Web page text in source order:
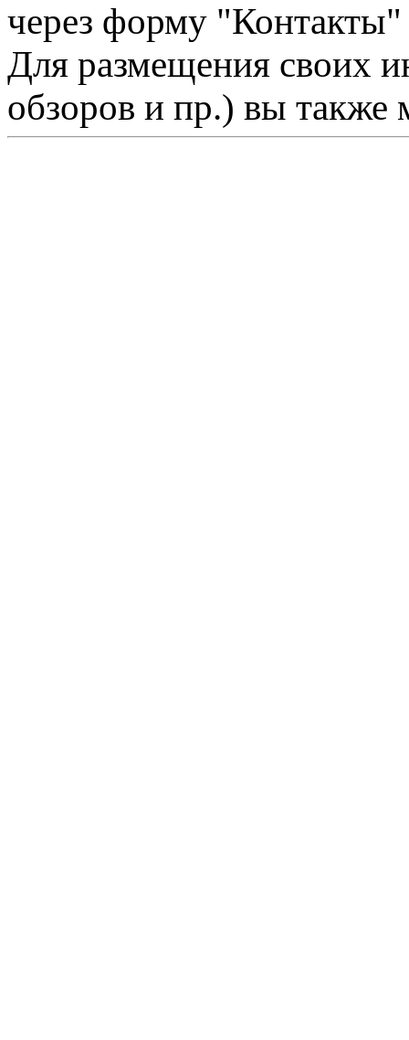
через форму "Контакты"
Для размещения своих
обзоров и пр.) вы также